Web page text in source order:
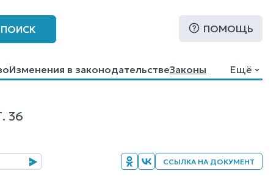
ПОИСК ПОМОЩЬ
Изменения в законодательствеЗаконы
Ещё
36
ССЫЛКА НА ДОКУМЕНТ